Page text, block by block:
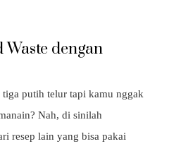
Waste dengan
tiga putih telur tapi kamu nggak
Nah, di sinilah
resep lain yang bisa pakai